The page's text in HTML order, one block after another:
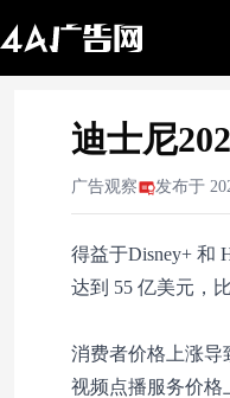
迪士尼
广告观察 发布于
得益于Disney+ 和
达到 55 亿美元，
消费者价格上涨导
视频点播服务价格